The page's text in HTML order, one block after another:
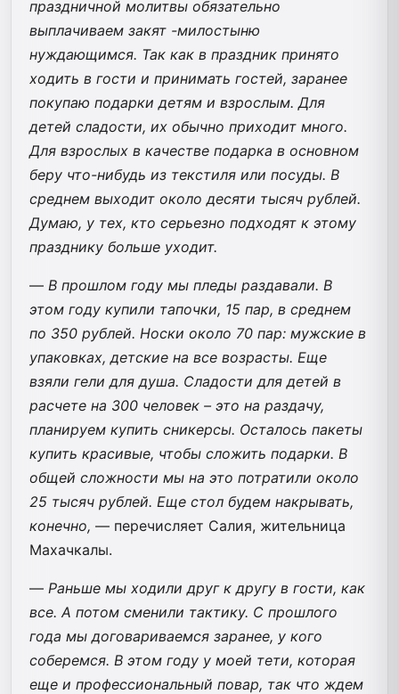
праздничной молитвы обязательно
выплачиваем закят -милостыню
нуждающимся. Так как в праздник принято
ходить в гости и принимать гостей, заранее
покупаю подарки детям и взрослым. Для
детей сладости, их обычно приходит много.
Для взрослых в качестве подарка в основном
беру что-нибудь из текстиля или посуды. В
среднем выходит около десяти тысяч рублей.
Думаю, у тех, кто серьезно подходят к этому
празднику больше уходит.
— В прошлом году мы пледы раздавали. В
этом году купили тапочки, 15 пар, в среднем
по 350 рублей. Носки около 70 пар: мужские в
упаковках, детские на все возрасты. Еще
взяли гели для душа. Сладости для детей в
расчете на 300 человек – это на раздачу,
планируем купить сникерсы. Осталось пакеты
купить красивые, чтобы сложить подарки. В
общей сложности мы на это потратили около
25 тысяч рублей. Еще стол будем накрывать,
конечно, — перечисляет Салия, жительница
Махачкалы.
— Раньше мы ходили друг к другу в гости, как
все. А потом сменили тактику. С прошлого
года мы договариваемся заранее, у кого
соберемся. В этом году у моей тети, которая
еще и профессиональный повар, так что ждем